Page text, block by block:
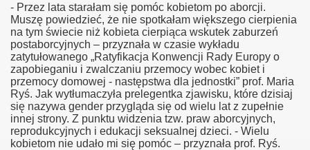
- Przez lata starałam się pomóc kobietom po aborcji.
Muszę powiedzieć, że nie spotkałam większego cierpienia
na tym świecie niż kobieta cierpiąca wskutek zaburzeń
postaborcyjnych – przyznała w czasie wykładu
zatytułowanego „Ratyfikacja Konwencji Rady Europy o
zapobieganiu i zwalczaniu przemocy wobec kobiet i
przemocy domowej - następstwa dla jednostki” prof. Maria
Ryś. Jak wytłumaczyła prelegentka zjawisku, które dzisiaj
się nazywa gender przygląda się od wielu lat z zupełnie
innej strony. Z punktu widzenia tzw. praw aborcyjnych,
reprodukcyjnych i edukacji seksualnej dzieci. - Wielu
kobietom nie udało mi się pomóc – przyznała prof. Ryś.